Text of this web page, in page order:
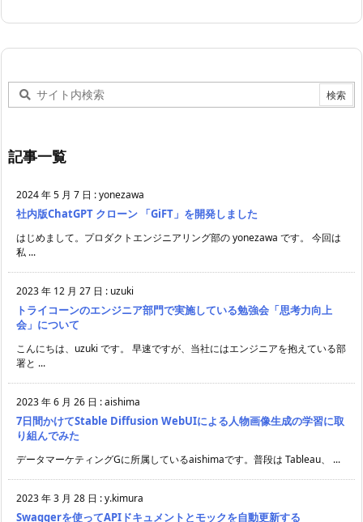
記事一覧
2024 年 5 月 7 日 :yonezawa
社内版ChatGPT クローン 「GiFT」を開発しました
はじめまして。プロダクトエンジニアリング部の yonezawa です。 今回は
私 ...
2023 年 12 月 27 日 : uzuki
トライコーンのエンジニア部門で実施している勉強会「思考力向上
会」について
こんにちは、uzuki です。 早速ですが、当社にはエンジニアを抱えている部
署と ...
2023 年 6 月 26 日 :aishima
7日間かけてStable Diffusion WebUIによる人物画像生成の学習に取
り組んでみた
データマーケティングGに所属しているaishimaです。普段は Tableau、 ...
2023 年 3 月 28 日 :y.kimura
Swaggerを使ってAPIドキュメントとモックを自動更新する